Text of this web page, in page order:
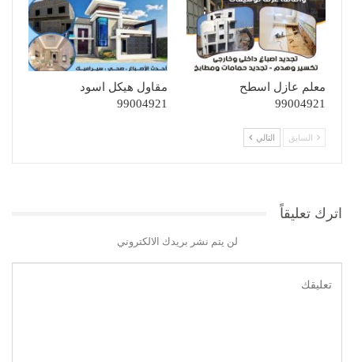
معلم عازل اسطح
99004921
مقاول هيكل اسود
99004921
السابق التالي
اترك تعليقاً
لن يتم نشر بريدك الالكتروني